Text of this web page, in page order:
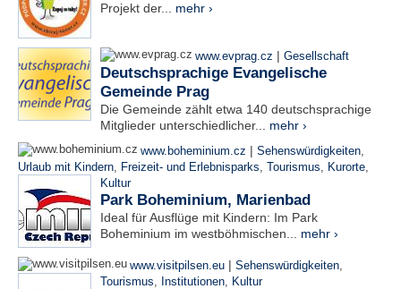
Projekt der... mehr ›
www.evprag.cz | Gesellschaft
Deutschsprachige Evangelische
Gemeinde Prag
Die Gemeinde zählt etwa 140 deutschsprachige
Mitglieder unterschiedlicher... mehr ›
www.boheminium.cz | Sehenswürdigkeiten,
Urlaub mit Kindern, Freizeit- und Erlebnisparks, Tourismus, Kurorte,
Kultur
Park Boheminium, Marienbad
Ideal für Ausflüge mit Kindern: Im Park
Boheminium im westböhmischen... mehr ›
www.visitpilsen.eu | Sehenswürdigkeiten,
Tourismus, Institutionen, Kultur